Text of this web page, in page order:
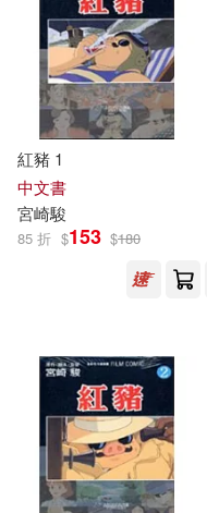
紅豬 1
中文書
宮崎駿
85 折 $153 $180